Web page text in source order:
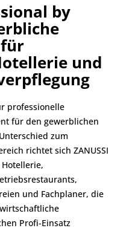
by
und
professionelle
für den gewerblichen
zum
richtet sich ZANUSSI
und Fachplaner, die
Profi-Einsatz